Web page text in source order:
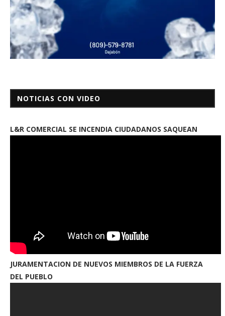
NOTICIAS CON VIDEO
L&R COMERCIAL SE INCENDIA CIUDADANOS SAQUEAN
JURAMENTACION DE NUEVOS MIEMBROS DE LA FUERZA
DEL PUEBLO